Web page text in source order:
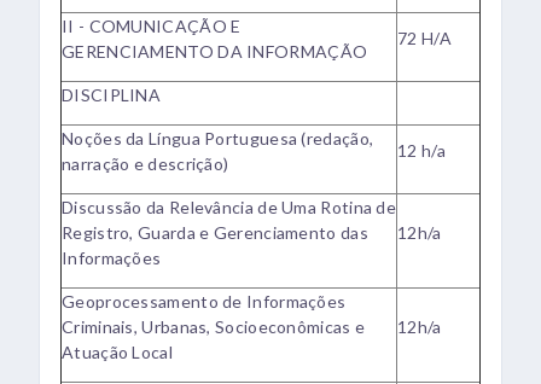
II - COMUNICAÇÃO E
GERENCIAMENTO DA INFORMAÇÃO
72 H/A
DISCIPLINA
Noções da Língua Portuguesa (redação,
narração e descrição)
12 h/a
Discussão da Relevância de Uma Rotina de
Registro, Guarda e Gerenciamento das
Informações
12h/a
Geoprocessamento de Informações
Criminais, Urbanas, Socioeconômicas e
Atuação Local
12h/a